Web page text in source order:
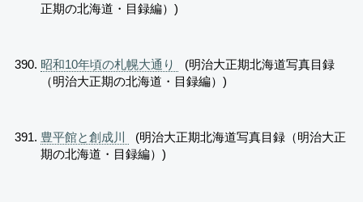
正期の北海道・目録編）)
昭和10年頃の札幌大通り
(明治大正期北海道写真目録
（明治大正期の北海道・目録編）)
豊平館と創成川
(明治大正期北海道写真目録（明治大正
期の北海道・目録編）)